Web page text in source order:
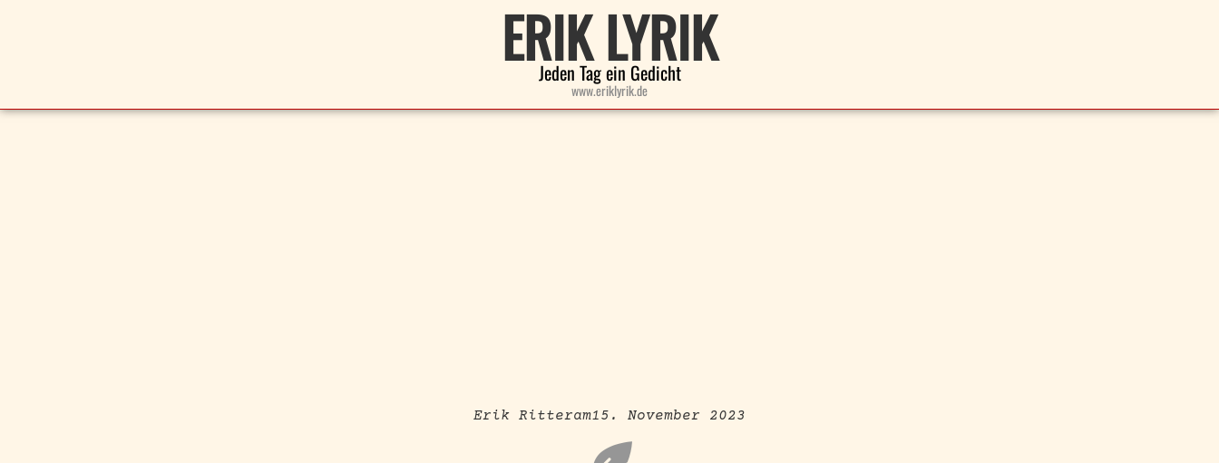
ERIK LYRIK
Jeden Tag ein Gedicht
www.eriklyrik.de
Erik Ritteram15. November 2023